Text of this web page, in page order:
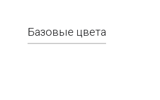
Базовые цвета